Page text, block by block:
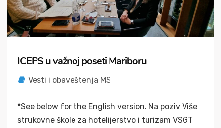
ICEPS u važnoj poseti Mariboru
Vesti i obaveštenja MS
*See below for the English version. Na poziv Više
strukovne škole za hotelijerstvo i turizam VSGT